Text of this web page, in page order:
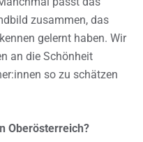
zusammen, das
gelernt haben. Wir
an die Schönheit
so zu schätzen
Oberösterreich?